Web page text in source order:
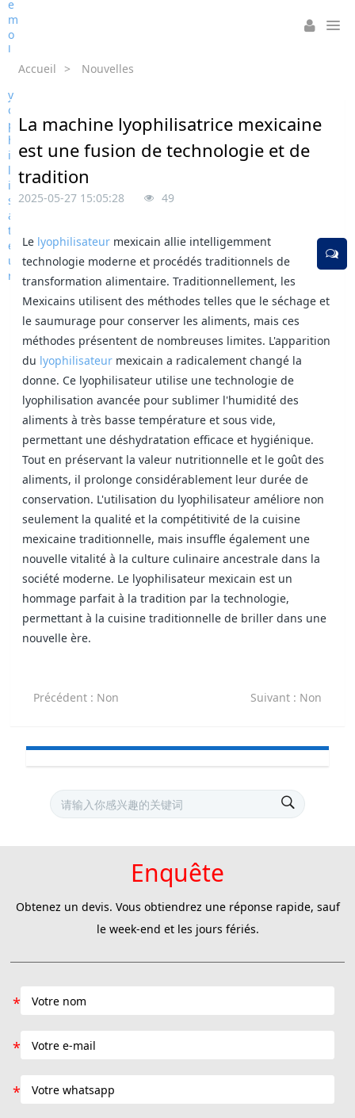
Accueil > Nouvelles
La machine lyophilisatrice mexicaine
est une fusion de technologie et de
tradition
2025-05-27 15:05:28 49
Le lyophilisateur mexicain allie intelligemment
technologie moderne et procédés traditionnels de
transformation alimentaire. Traditionnellement, les
Mexicains utilisent des méthodes telles que le séchage et
le saumurage pour conserver les aliments, mais ces
méthodes présentent de nombreuses limites. L'apparition
du lyophilisateur mexicain a radicalement changé la
donne. Ce lyophilisateur utilise une technologie de
lyophilisation avancée pour sublimer l'humidité des
aliments à très basse température et sous vide,
permettant une déshydratation efficace et hygiénique.
Tout en préservant la valeur nutritionnelle et le goût des
aliments, il prolonge considérablement leur durée de
conservation. L'utilisation du lyophilisateur améliore non
seulement la qualité et la compétitivité de la cuisine
mexicaine traditionnelle, mais insuffle également une
nouvelle vitalité à la culture culinaire ancestrale dans la
société moderne. Le lyophilisateur mexicain est un
hommage parfait à la tradition par la technologie,
permettant à la cuisine traditionnelle de briller dans une
nouvelle ère.
Précédent : Non Suivant : Non
Enquête
Obtenez un devis. Vous obtiendrez une réponse rapide, sauf
le week-end et les jours fériés.